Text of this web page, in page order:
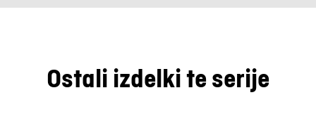
Ostali izdelki te serije